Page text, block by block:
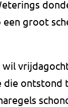
groot
die ontstond